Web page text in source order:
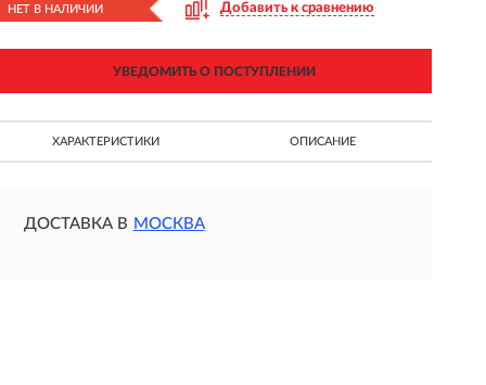
НЕТ В НАЛИЧИИ Добавить к сравнению
УВЕДОМИТЬ О ПОСТУПЛЕНИИ
ХАРАКТЕРИСТИКИ ОПИСАНИЕ
ДОСТАВКА В МОСКВА